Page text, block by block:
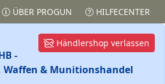
ÜBER PROGUN HILFECENTER
Händlershop verlassen
-
Waffen & Munitionshandel